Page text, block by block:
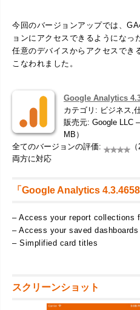
今回のバージョンアップでは、
ョンにアクセスできるようになっ
任意のデバイスからアクセスでき
こなわれました。
Google Analytics
カテゴリ: ビジネス,
販売元: Google LLC
MB）
全てのバージョンの評価:
両方に対応
「Google Analytics
– Access your report collections
– Access your saved
– Simplified card titles
スクリーンショット